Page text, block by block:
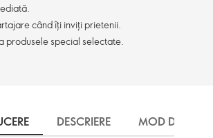
când îți inviți prietenii.
produsele special selectate.
DESCRIERE MOD DE